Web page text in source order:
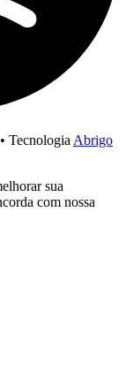
Tecnologia Abrigo
sua
com nossa